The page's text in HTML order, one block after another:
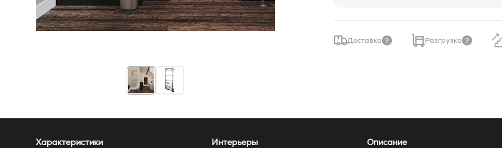
Доставка Разгрузка
Характеристики Интерьеры Описание